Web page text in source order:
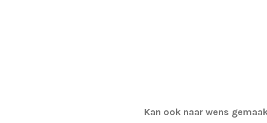
Kan ook naar wens